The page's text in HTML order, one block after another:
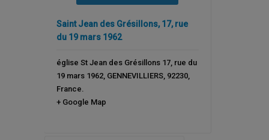
Saint Jean des Grésillons, 17, rue
du 19 mars 1962
église St Jean des Grésillons 17, rue du
19 mars 1962, GENNEVILLIERS, 92230,
France.
+ Google Map